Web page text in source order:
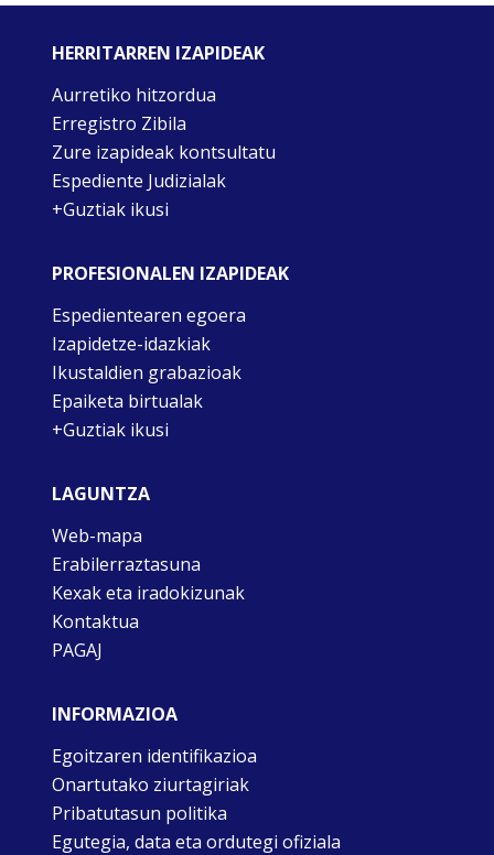
HERRITARREN IZAPIDEAK
Aurretiko hitzordua
Erregistro Zibila
Zure izapideak kontsultatu
Espediente Judizialak
+Guztiak ikusi
PROFESIONALEN IZAPIDEAK
Espedientearen egoera
Izapidetze-idazkiak
Ikustaldien grabazioak
Epaiketa birtualak
+Guztiak ikusi
LAGUNTZA
Web-mapa
Erabilerraztasuna
Kexak eta iradokizunak
Kontaktua
PAGAJ
INFORMAZIOA
Egoitzaren identifikazioa
Onartutako ziurtagiriak
Pribatutasun politika
Egutegia, data eta ordutegi ofiziala